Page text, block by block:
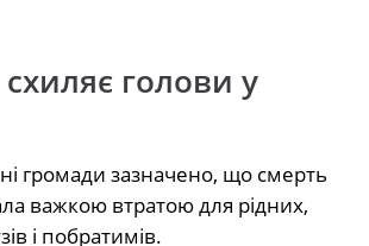
голови у
громади зазначено, що смерть
важкою втратою для рідних,
і побратимів.